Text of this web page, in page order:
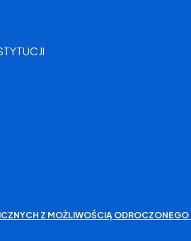
Z MOŻLIWOŚCIĄ ODROCZONEGO